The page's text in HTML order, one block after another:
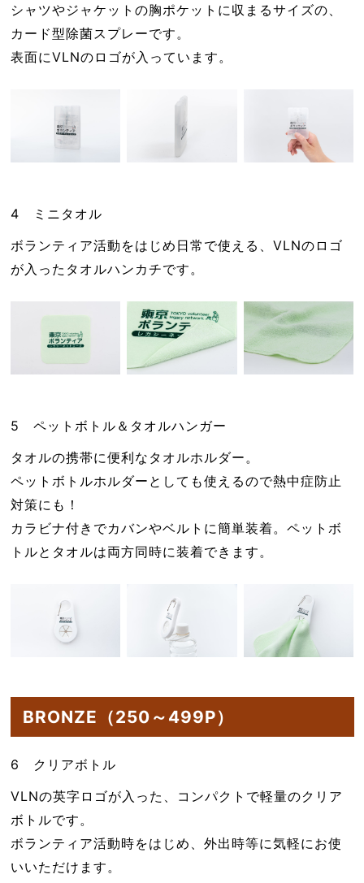
シャツやジャケットの胸ポケットに収まるサイズの、
カード型除菌スプレーです。
表面にVLNのロゴが入っています。
4 ミニタオル
ボランティア活動をはじめ日常で使える、VLNのロゴ
が入ったタオルハンカチです。
5 ペットボトル＆タオルハンガー
タオルの携帯に便利なタオルホルダー。
ペットボトルホルダーとしても使えるので熱中症防止
対策にも！
カラビナ付きでカバンやベルトに簡単装着。ペットボ
トルとタオルは両方同時に装着できます。
BRONZE（250～499P）
6 クリアボトル
VLNの英字ロゴが入った、コンパクトで軽量のクリア
ボトルです。
ボランティア活動時をはじめ、外出時等に気軽にお使
いいただけます。